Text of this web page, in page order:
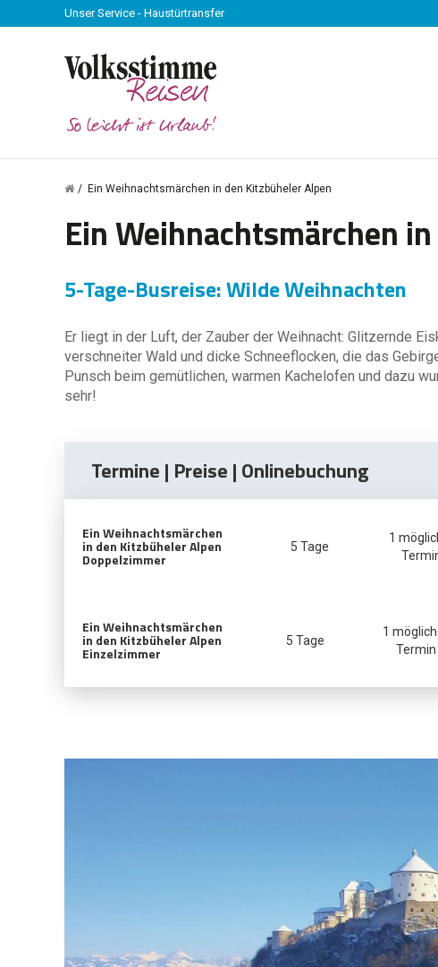
Unser Service - Haustürtransfer
Ein Weihnachtsmärchen in den Kitzbüheler Alpen
Ein Weihnachtsmärchen
5-Tage-Busreise: Wilde Weihnachten
Er liegt in der Luft, der Zauber der Weihnacht: Glitzernde
verschneiter Wald und dicke Schneeflocken, die das
Punsch beim gemütlichen, warmen Kachelofen und dazu
sehr!
Termine | Preise | Onlinebuchung
Ein Weihnachtsmärchen
in den Kitzbüheler Alpen
Doppelzimmer
5 Tage
1
Ein Weihnachtsmärchen
in den Kitzbüheler Alpen
Einzelzimmer
5 Tage
1
Termin